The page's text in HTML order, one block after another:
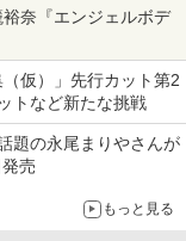
裕奈『エンジェルボデ
仮）」先行カット第2
トなど新たな挑戦
題の永尾まりやさんが
売
もっと見る